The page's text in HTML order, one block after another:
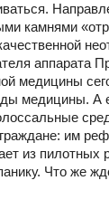
камнями
медицины
медицины. А
им
из пилотных
Что же